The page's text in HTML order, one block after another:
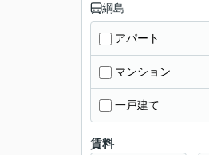
綱島
アパート
マンション
一戸建て
賃料